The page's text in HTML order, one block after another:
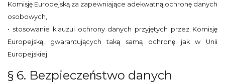
Komisję Europejską za zapewniające adekwatną ochronę danych
osobowych,
• stosowanie klauzul ochrony danych przyjętych przez Komisję
Europejską, gwarantujących taką samą ochronę jak w Unii
Europejskiej.
§ 6. Bezpieczeństwo danych